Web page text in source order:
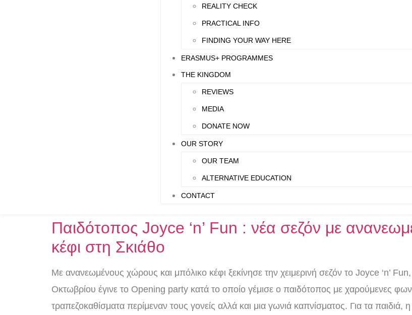
REALITY CHECK
PRACTICAL INFO
FINDING YOUR WAY HERE​
ERASMUS+ PROGRAMMES
THE KINGDOM
REVIEWS
MEDIA
DONATE NOW
OUR STORY
OUR TEAM
ALTERNATIVE EDUCATION
CONTACT
Παιδότοπος Joyce ‘n’ Fun : νέα σεζόν με
κέφι στη Σκιάθο
Με ανανεωμένους χώρους και μπόλικο κέφι ξεκίνησε την χειμερινή σεζόν το Joyce ‘n’
Οκτωβρίου έγινε το Opening party κατά το οποίο γέμισε ο παιδότοπος με χαρούμενες
τραπεζοκαθίσματα περίμεναν τους γονείς αλλά και μια γωνιά καπνίσματος. Για τα